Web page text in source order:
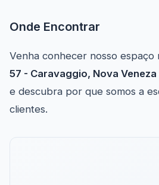
Onde Encontrar
Venha conhecer nosso espaço
57 - Caravaggio, Nova
e descubra por que somos a
clientes.